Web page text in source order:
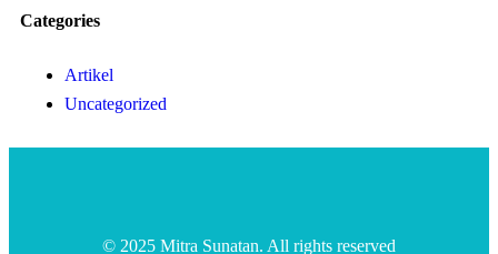
Categories
Artikel
Uncategorized
© 2025 Mitra Sunatan. All rights reserved